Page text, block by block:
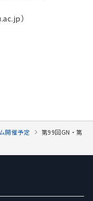
）
開催予定
第99回GN・第